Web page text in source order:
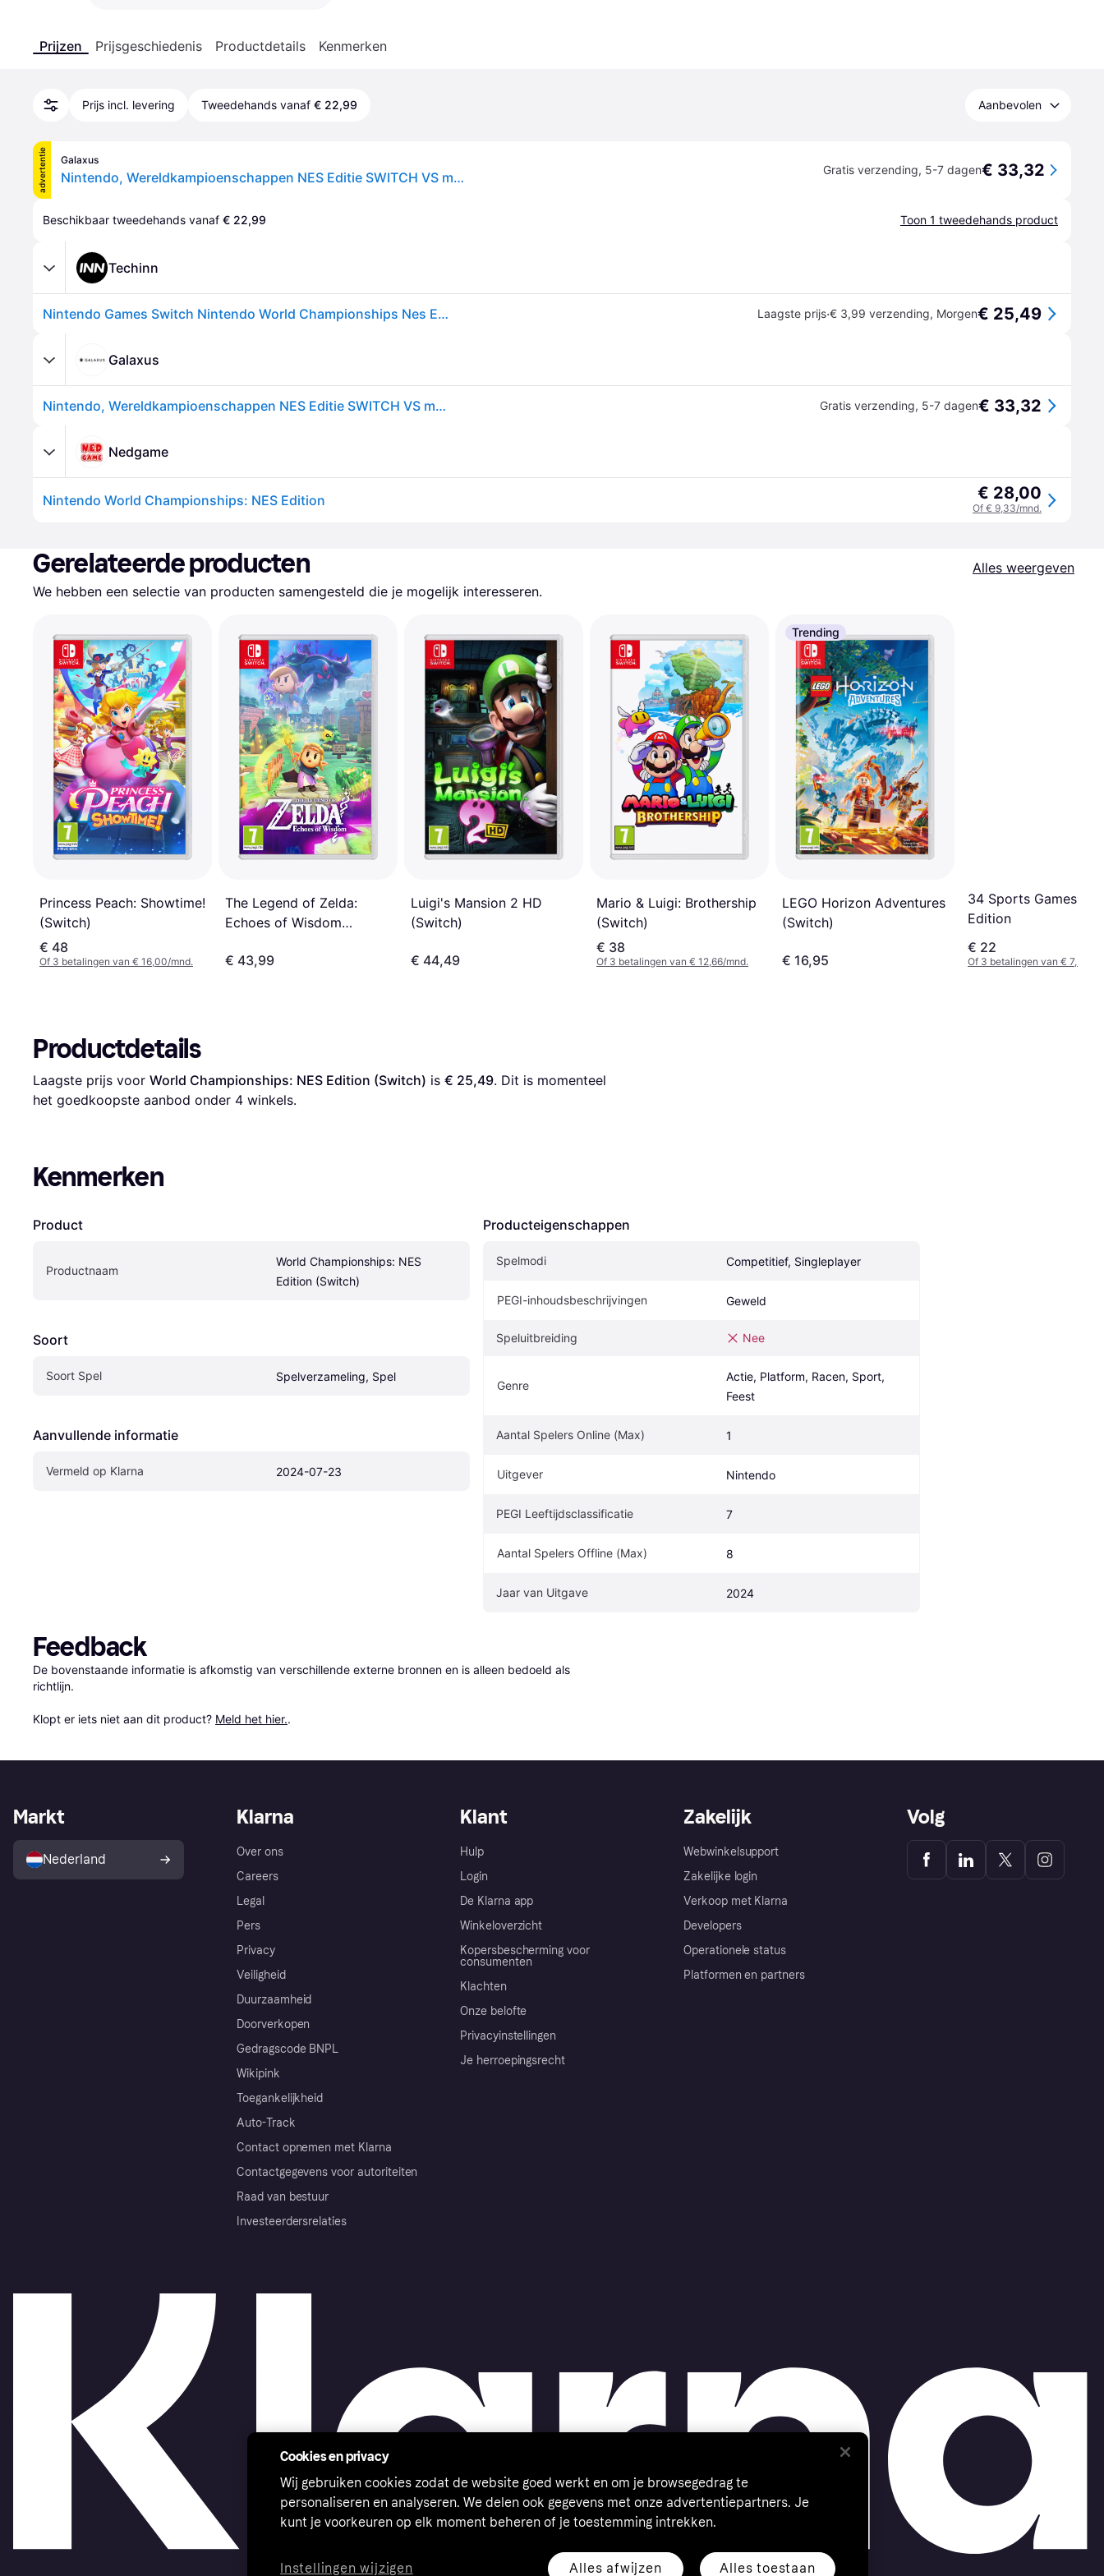
Prijzen Prijsgeschiedenis Productdetails Kenmerken
Prijs incl. levering Tweedehands vanaf € 22,99 Aanbevolen
advertentie Galaxus
Nintendo, Wereldkampioenschappen NES Editie SWITCH VS multi Gratis verzending, 5-7 dagen€ 33,32
Beschikbaar tweedehands vanaf € 22,99 Toon 1 tweedehands product
Techinn
Nintendo Games Switch Nintendo World Championships Nes Edition - Import Transparant PAL Laagste prijs·€ 3,99 verzending, Morgen€ 25,49
Galaxus
Nintendo, Wereldkampioenschappen NES Editie SWITCH VS multi Gratis verzending, 5-7 dagen€ 33,32
Nedgame
Nintendo World Championships: NES Edition € 28,00
Of € 9,33/mnd.
Gerelateerde producten
Alles weergeven
We hebben een selectie van producten samengesteld die je mogelijk interesseren.
Princess Peach: Showtime!
(Switch)
€ 48
Of 3 betalingen van € 16,00/mnd.
The Legend of Zelda:
Echoes of Wisdom
€ 43,99
Luigi's Mansion 2 HD
(Switch)
€ 44,49
Mario & Luigi: Brothership
(Switch)
€ 38
Of 3 betalingen van € 12,66/mnd.
Trending
LEGO Horizon Adventures
(Switch)
€ 16,95
34 Sports Games
Edition
€ 22
Of 3 betalingen van € 7,33/
Productdetails
Laagste prijs voor World Championships: NES Edition (Switch) is € 25,49. Dit is momenteel
het goedkoopste aanbod onder 4 winkels.
Kenmerken
Product
Productnaam
World Championships: NES
Edition (Switch)
Soort
Soort Spel Spelverzameling, Spel
Aanvullende informatie
Vermeld op Klarna 2024-07-23
Producteigenschappen
Spelmodi Competitief, Singleplayer
PEGI-inhoudsbeschrijvingen Geweld
Speluitbreiding Nee
Genre
Actie, Platform, Racen, Sport,
Feest
Aantal Spelers Online (Max) 1
Uitgever Nintendo
PEGI Leeftijdsclassificatie 7
Aantal Spelers Offline (Max) 8
Jaar van Uitgave 2024
Feedback
De bovenstaande informatie is afkomstig van verschillende externe bronnen en is alleen bedoeld als
richtlijn.
Klopt er iets niet aan dit product? Meld het hier..
Klarna
Over ons
Careers
Legal
Pers
Privacy
Veiligheid
Duurzaamheid
Doorverkopen
Gedragscode BNPL
Wikipink
Toegankelijkheid
Auto-Track
Contact opnemen met Klarna
Contactgegevens voor autoriteiten
Raad van bestuur
Investeerdersrelaties
Klant
Hulp
Login
De Klarna app
Winkeloverzicht
Kopersbescherming voor
consumenten
Klachten
Onze belofte
Privacyinstellingen
Je herroepingsrecht
Zakelijk
Webwinkelsupport
Zakelijke login
Verkoop met Klarna
Developers
Operationele status
Platformen en partners
Markt
Nederland
Volg
Cookies en privacy
Wij gebruiken cookies zodat de website goed werkt en om je browsegedrag te
personaliseren en analyseren. We delen ook gegevens met onze advertentiepartners. Je
kunt je voorkeuren op elk moment beheren of je toestemming intrekken.
Alles afwijzen Alles toestaan
Instellingen wijzigen